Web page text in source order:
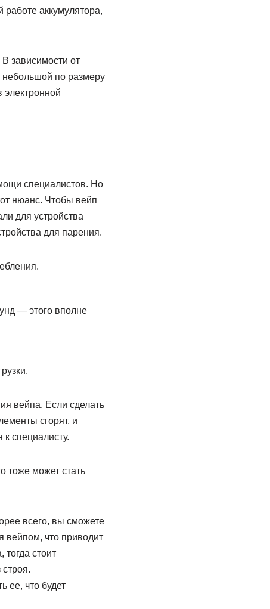
аккумулятора,
В зависимости от
небольшой по размеру
электронной
специалистов. Но
нюанс. Чтобы вейп
для устройства
для парения.
— этого вполне
вейпа. Если сделать
сгорят, и
специалисту.
тоже может стать
всего, вы сможете
вейпом, что приводит
тогда стоит
ее, что будет